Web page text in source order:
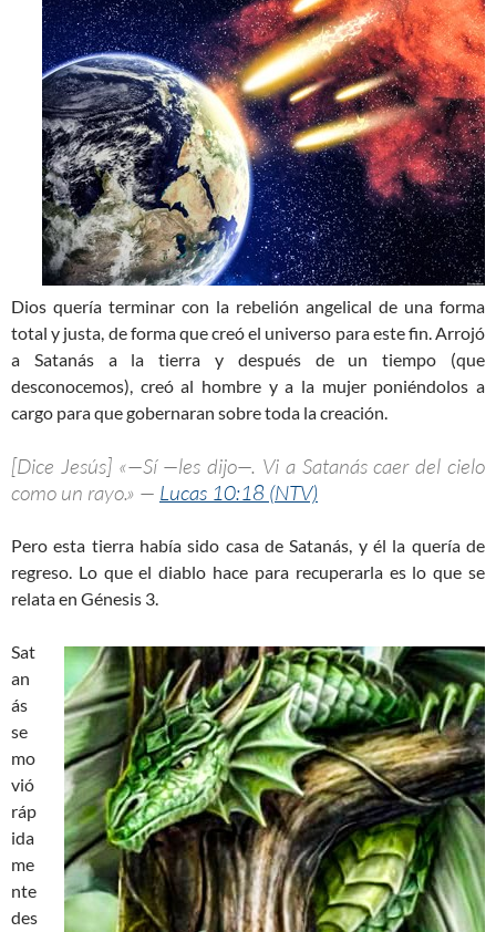
Dios quería terminar con la rebelión angelical de una forma
total y justa, de forma que creó el universo para este fin. Arrojó
a Satanás a la tierra y después de un tiempo (que
desconocemos), creó al hombre y a la mujer poniéndolos a
cargo para que gobernaran sobre toda la creación.
[Dice Jesús] «—Sí —les dijo—. Vi a Satanás caer del cielo
como un rayo.» — Lucas 10:18 (NTV)
Pero esta tierra había sido casa de Satanás, y él la quería de
regreso. Lo que el diablo hace para recuperarla es lo que se
relata en Génesis 3.
Sat
an
ás
se
mo
vió
ráp
ida
me
nte
des